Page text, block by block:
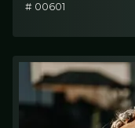
# 00601